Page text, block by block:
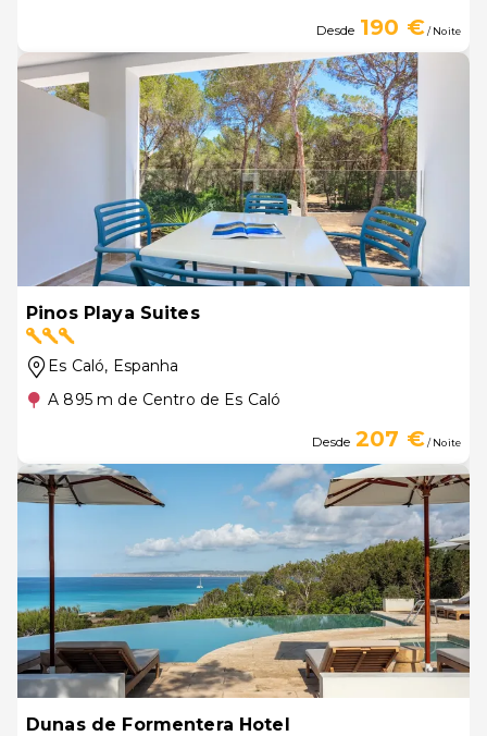
Desde 190 €/ Noite
Pinos Playa Suites
Es Caló, Espanha
A 895 m de Centro de Es Caló
Desde 207 €/ Noite
Dunas de Formentera Hotel